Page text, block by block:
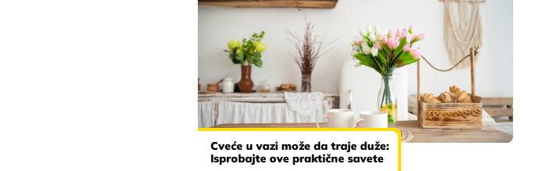
Cveće u vazi može da traje duže:
Isprobajte ove praktične savete